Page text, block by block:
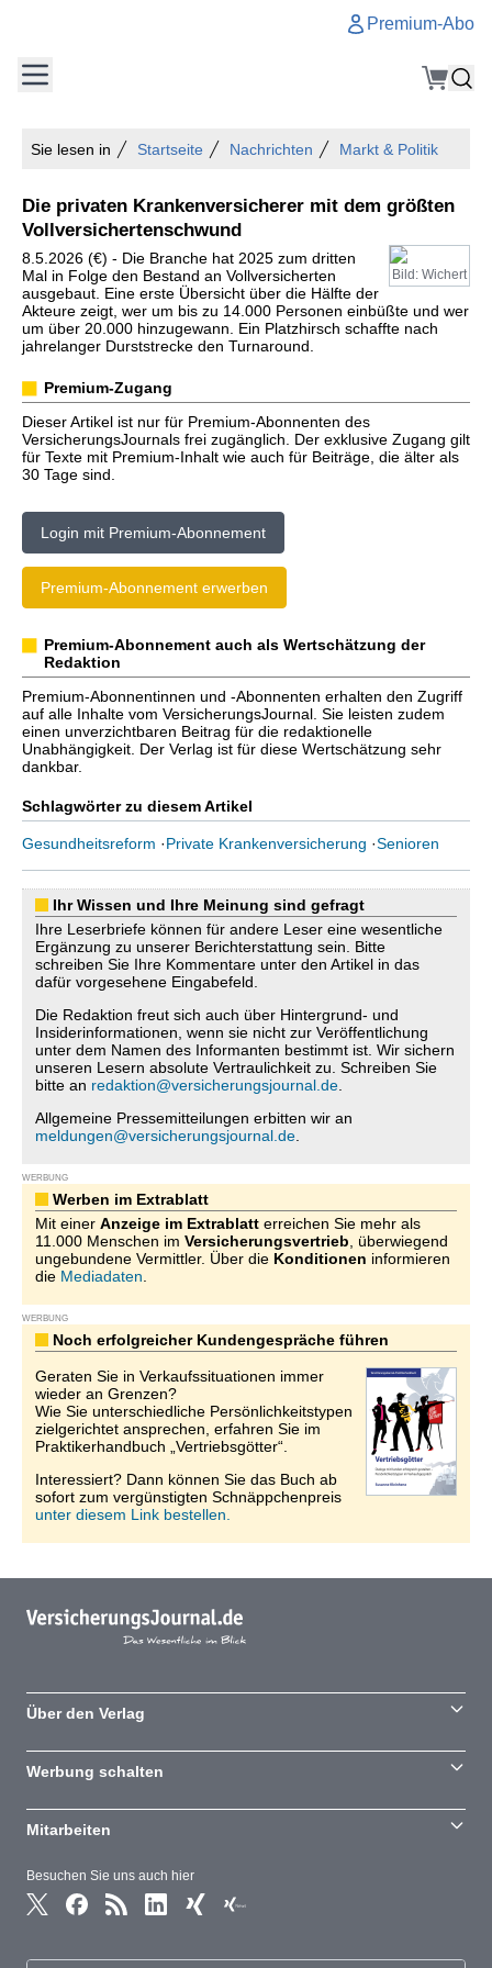
Premium-Abo
Sie lesen in Startseite Nachrichten Markt & Politik
Die privaten Krankenversicherer mit dem größten
Vollversichertenschwund
Bild: Wichert
8.5.2026 (€) - Die Branche hat 2025 zum dritten
Mal in Folge den Bestand an Vollversicherten
ausgebaut. Eine erste Übersicht über die Hälfte der
Akteure zeigt, wer um bis zu 14.000 Personen einbüßte und wer
um über 20.000 hinzugewann. Ein Platzhirsch schaffte nach
jahrelanger Durststrecke den Turnaround.
Premium-Zugang
Dieser Artikel ist nur für Premium-Abonnenten des
VersicherungsJournals frei zugänglich. Der exklusive Zugang gilt
für Texte mit Premium-Inhalt wie auch für Beiträge, die älter als
30 Tage sind.
Login mit Premium-Abonnement
Premium-Abonnement erwerben
Premium-Abonnement auch als Wertschätzung der
Redaktion
Premium-Abonnentinnen und -Abonnenten erhalten den Zugriff
auf alle Inhalte vom VersicherungsJournal. Sie leisten zudem
einen unverzichtbaren Beitrag für die redaktionelle
Unabhängigkeit. Der Verlag ist für diese Wertschätzung sehr
dankbar.
Schlagwörter zu diesem Artikel
Gesundheitsreform ·Private Krankenversicherung ·Senioren
Ihr Wissen und Ihre Meinung sind gefragt
Ihre Leserbriefe können für andere Leser eine wesentliche
Ergänzung zu unserer Berichterstattung sein. Bitte
schreiben Sie Ihre Kommentare unter den Artikel in das
dafür vorgesehene Eingabefeld.
Die Redaktion freut sich auch über Hintergrund- und
Insiderinformationen, wenn sie nicht zur Veröffentlichung
unter dem Namen des Informanten bestimmt ist. Wir sichern
unseren Lesern absolute Vertraulichkeit zu. Schreiben Sie
bitte an redaktion@versicherungsjournal.de
Allgemeine Pressemitteilungen erbitten wir an
meldungen@versicherungsjournal.de
WERBUNG
Werben im Extrablatt
Mit einer Anzeige im Extrablatt erreichen Sie mehr als
11.000 Menschen im Versicherungsvertrieb , überwiegend
ungebundene Vermittler. Über die Konditionen informieren
die Mediadaten
WERBUNG
Noch erfolgreicher Kundengespräche führen
Geraten Sie in Verkaufssituationen immer
wieder an Grenzen?
Wie Sie unterschiedliche Persönlichkeitstypen
zielgerichtet ansprechen, erfahren Sie im
Praktikerhandbuch „Vertriebsgötter“.
Interessiert? Dann können Sie das Buch ab
sofort zum vergünstigten Schnäppchenpreis
unter diesem Link bestellen.
Besuchen Sie uns auch hier
Über den Verlag
Werbung schalten
Mitarbeiten